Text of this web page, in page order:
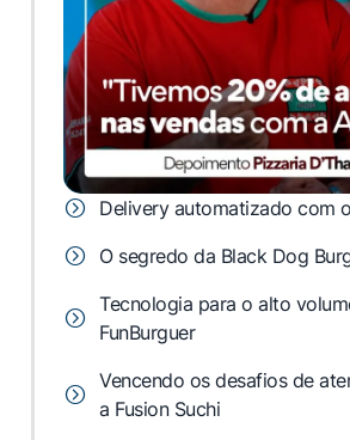
Delivery automatizado com
O segredo da Black Dog
Tecnologia para o alto
FunBurguer
Vencendo os desafios de
a Fusion Suchi